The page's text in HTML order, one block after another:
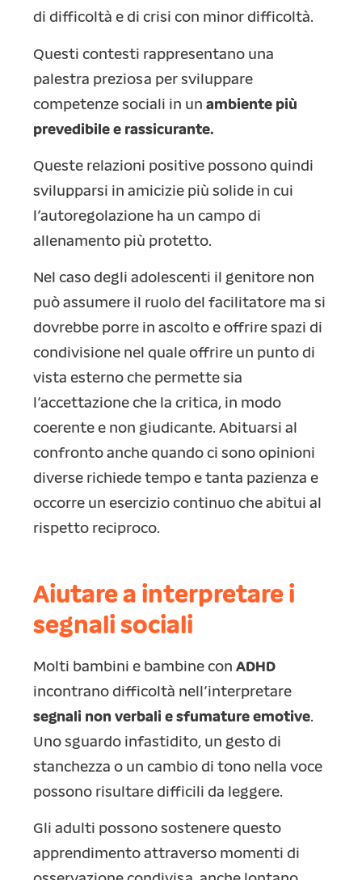
di difficoltà e di crisi con minor difficoltà.
Questi contesti rappresentano una
palestra preziosa per sviluppare
competenze sociali in un ambiente più
prevedibile e rassicurante.
Queste relazioni positive possono quindi
svilupparsi in amicizie più solide in cui
l’autoregolazione ha un campo di
allenamento più protetto.
Nel caso degli adolescenti il genitore non
può assumere il ruolo del facilitatore ma si
dovrebbe porre in ascolto e offrire spazi di
condivisione nel quale offrire un punto di
vista esterno che permette sia
l’accettazione che la critica, in modo
coerente e non giudicante. Abituarsi al
confronto anche quando ci sono opinioni
diverse richiede tempo e tanta pazienza e
occorre un esercizio continuo che abitui al
rispetto reciproco.
Aiutare a interpretare i
segnali sociali
Molti bambini e bambine con ADHD
incontrano difficoltà nell’interpretare
segnali non verbali e sfumature emotive.
Uno sguardo infastidito, un gesto di
stanchezza o un cambio di tono nella voce
possono risultare difficili da leggere.
Gli adulti possono sostenere questo
apprendimento attraverso momenti di